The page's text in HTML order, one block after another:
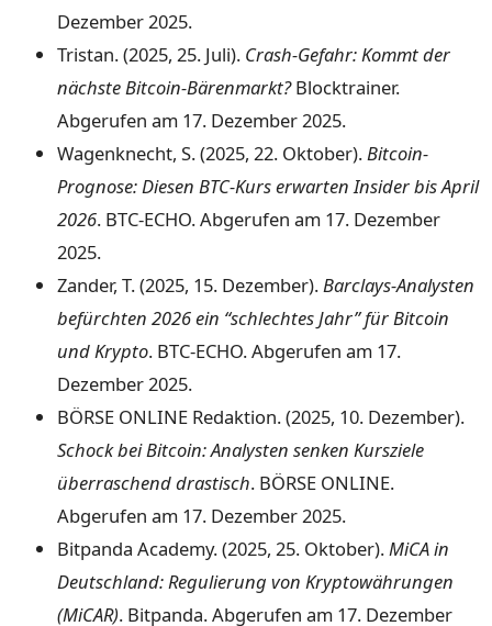
Dezember 2025.
Tristan. (2025, 25. Juli). Crash-Gefahr: Kommt der
nächste Bitcoin-Bärenmarkt?Blocktrainer.
Abgerufen am 17. Dezember 2025.
Wagenknecht, S. (2025, 22. Oktober).Bitcoin-
Prognose: Diesen BTC-Kurs erwarten Insider bis April
2026. BTC-ECHO. Abgerufen am 17. Dezember
2025.
Zander, T. (2025, 15. Dezember).Barclays-Analysten
befürchten 2026 ein “schlechtes Jahr” für Bitcoin
und Krypto. BTC-ECHO. Abgerufen am 17.
Dezember 2025.
BÖRSE ONLINE Redaktion. (2025, 10. Dezember).
Schock bei Bitcoin: Analysten senken Kursziele
überraschend drastisch. BÖRSE ONLINE.
Abgerufen am 17. Dezember 2025.
Bitpanda Academy. (2025, 25. Oktober).MiCA in
Deutschland: Regulierung von Kryptowährungen
(MiCAR). Bitpanda. Abgerufen am 17. Dezember